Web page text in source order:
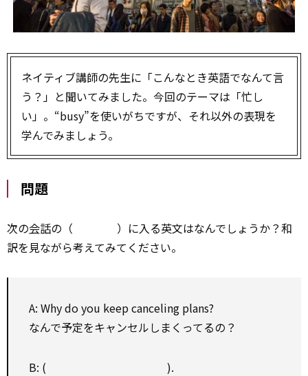
ネイティブ講師の先生に「こんなとき英語でなんて言
う？」と聞いてみました。今回のテーマは「忙し
い」。“busy”を使いがちですが、それ以外の表現を
学んでみましょう。
問題
次の会話の（ ）に入る英文はなんでしょうか？和
訳を見ながら考えてみてください。
A: Why do you keep canceling plans?
なんで予定をキャンセルしまくってるの？
B: ( ).